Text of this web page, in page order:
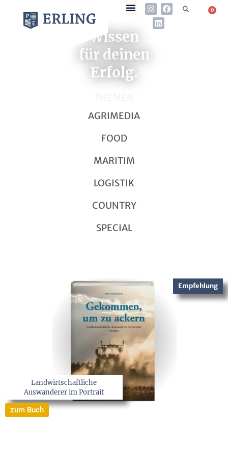
0
Wissen
für deinen
Erfolg.
Empfehlung
Landwirtschaftliche
Auswanderer im Portrait
zum Buch
AGRIMEDIA
FOOD
MARITIM
LOGISTIK
COUNTRY
SPECIAL